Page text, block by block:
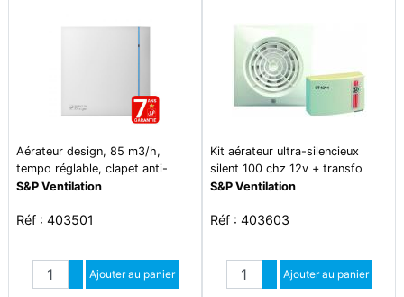
Aérateur design, 85 m3/h,
tempo réglable, clapet anti-
retour, d 100 mm - silent 100
S&P Ventilation
Réf : 403501
Quantité
Augmenter quantité
Diminuer quantité
Ajouter au panier
Kit aérateur ultra-silencieux
silent 100 chz 12v + transfo
230/12v tbts - kit silent 100ch
S&P Ventilation
Réf : 403603
Quantité
Augmenter quantité
Diminuer quantité
Ajouter au panier